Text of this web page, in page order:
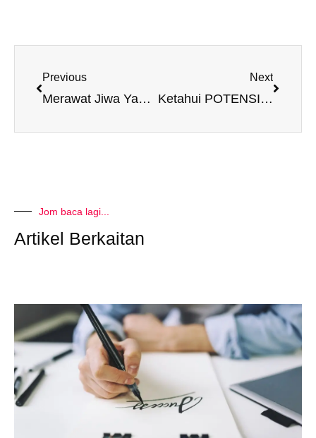
Previous
Merawat Jiwa Yang Kosong
Next
Ketahui POTENSI Anak-Anak Kita Yang Hebat
Jom baca lagi...
Artikel Berkaitan